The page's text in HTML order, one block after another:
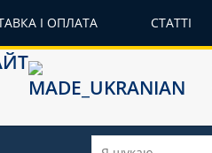
І ОПЛАТА СТАТТІ